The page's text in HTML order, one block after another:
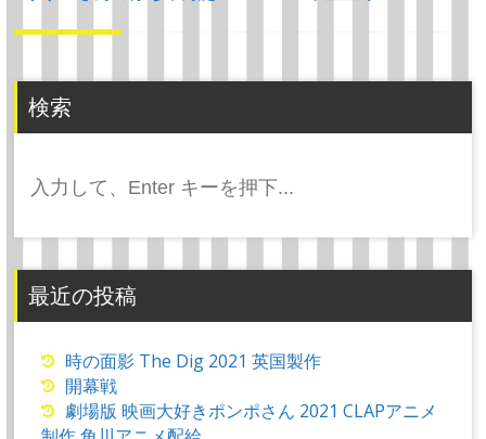
ナ
ゲ
ー
検索
索:
最近の投稿
時の面影 The Dig 2021 英国製作
開幕戦
劇場版 映画大好きポンポさん 2021 CLAPアニメ